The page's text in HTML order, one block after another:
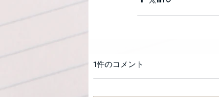
1件のコメント